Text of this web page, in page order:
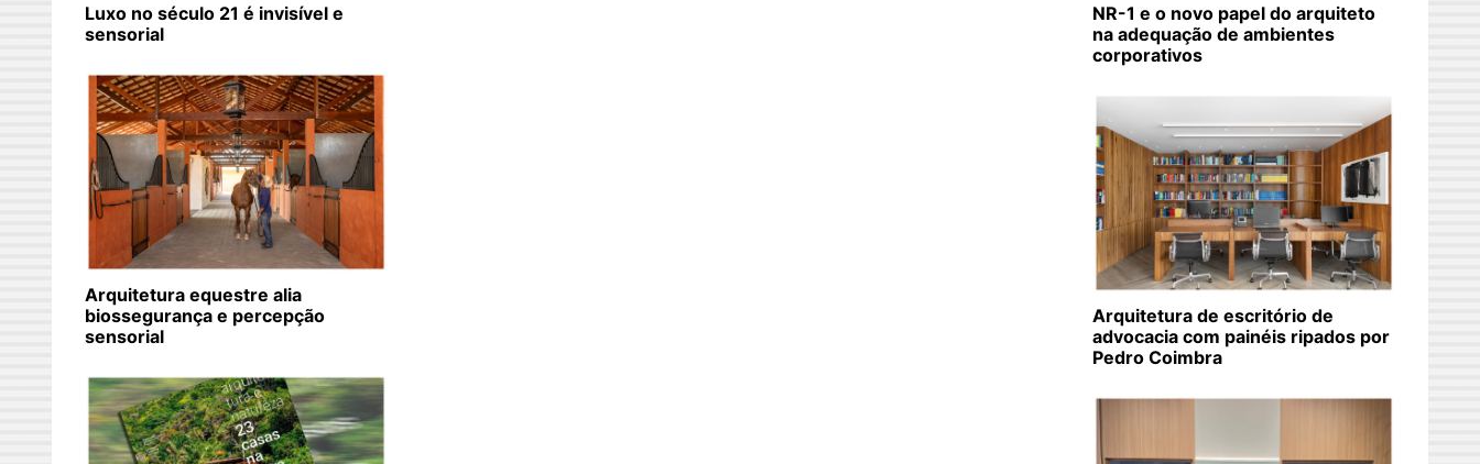
Luxo no século 21 é invisível e
sensorial
Arquitetura equestre alia
biossegurança e percepção
sensorial
NR-1 e o novo papel do arquiteto
na adequação de ambientes
corporativos
Arquitetura de escritório de
advocacia com painéis ripados por
Pedro Coimbra